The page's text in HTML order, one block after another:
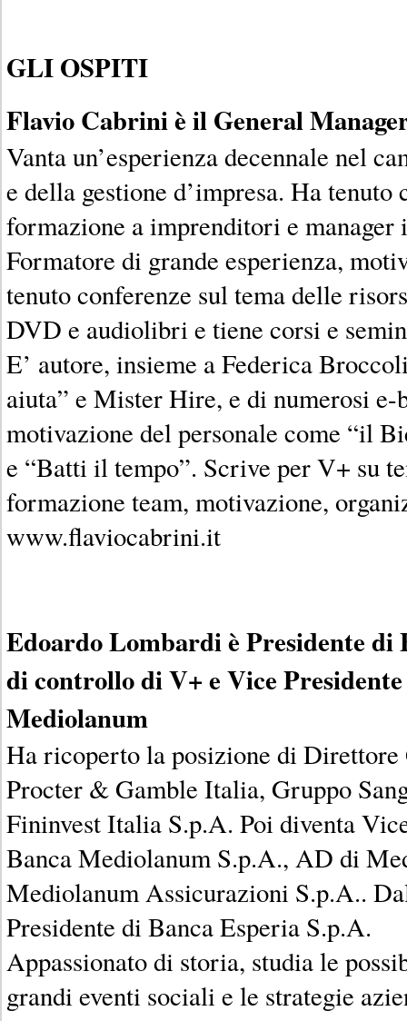
GLI OSPITI
Flavio Cabrini è il General
Vanta un’esperienza decennale nel
e della gestione d’impresa. Ha
formazione a imprenditori e manager
Formatore di grande esperienza,
tenuto conferenze sul tema delle
DVD e audiolibri e tiene corsi e
E’ autore, insieme a Federica
aiuta” e Mister Hire, e di numerosi
motivazione del personale come “il
e “Batti il tempo”. Scrive per V+ su
formazione team, motivazione,
www.flaviocabrini.it
Edoardo Lombardi è Presidente di
di controllo di V+ e Vice
Mediolanum
Ha ricoperto la posizione di Direttore
Procter & Gamble Italia, Gruppo
Fininvest Italia S.p.A. Poi diventa
Banca Mediolanum S.p.A., AD di
Mediolanum Assicurazioni S.p.A..
Presidente di Banca Esperia S.p.A.
Appassionato di storia, studia le
grandi eventi sociali e le strategie